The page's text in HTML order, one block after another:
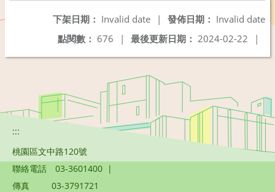
發佈日期： Invalid date
下架日期： Invalid date
|
最後更新日期： 2024-02-22 |
點閱數： 676 |
:::
桃園區文中路120號
聯絡電話
03-3601400 |
傳真
03-3791721